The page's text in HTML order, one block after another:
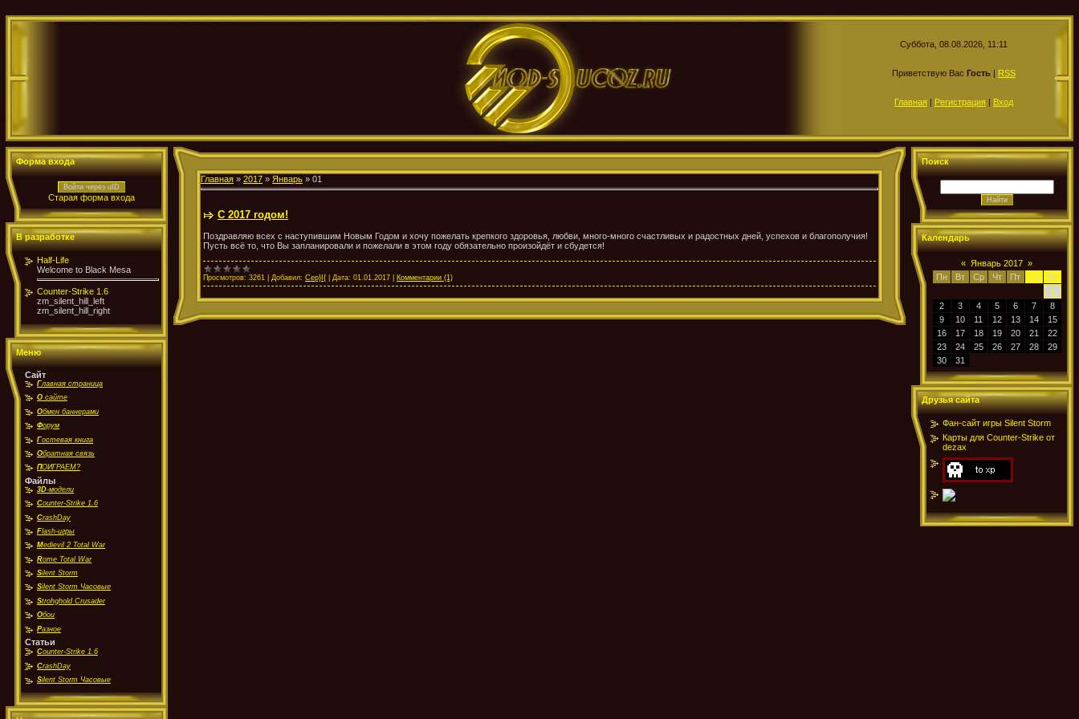
Суббота, 08.08.2026, 11:11
Приветствую Вас Гость | RSS
Главная | Регистрация | Вход
Форма входа
Войти через uID
Старая форма входа
В разработке
Half-Life
Welcome to Black Mesa
Counter-Strike 1.6
zm_silent_hill_left
zm_silent_hill_right
Меню
Сайт
Главная страница
О сайте
Обмен баннерами
Форум
Гостевая книга
Обратная связь
ПОИГРАЕМ?
Файлы
3D-модели
Counter-Strike 1.6
CrashDay
Flash-игры
Medievil 2 Total War
Rome Total War
Silent Storm
Silent Storm Часовые
Strohghold Crusader
Обои
Разное
Статьи
Counter-Strike 1.6
CrashDay
Silent Storm Часовые
Главная » 2017 » Январь » 01
С 2017 годом!
Поздравляю всех с наступившим Новым Годом и хочу пожелать крепкого здоровья, любви, много-много счастливых и радостных дней, успехов и благополучия!
Пусть всё то, что Вы запланировали и пожелали в этом году обязательно произойдёт и сбудется!
Просмотров: 3261 Добавил: Cep}I{ Дата: 01.01.2017 Комментарии (1)
Поиск
Календарь
« Январь 2017 »
Пн
Вт Ср Чт Пт Сб
Вс
1
2
3 4 5 6 7
8
9
10 11 12 13 14
15
16
17 18 19 20 21
22
23
24 25 26 27 28
29
30
31
Друзья сайта
Фан-сайт игры Silent Storm
Карты для Counter-Strike от
dezax